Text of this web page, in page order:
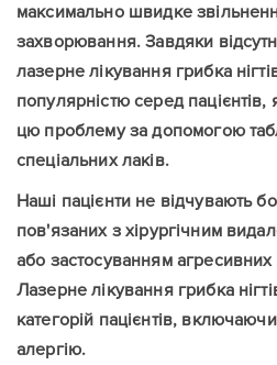
максимально швидке
захворювання. Завдяки
лазерне лікування грибка
популярністю серед
цю проблему за допомогою
спеціальних лаків.
Наші пацієнти не відчувають
пов'язаних з хірургічним
або застосуванням агресивних
Лазерне лікування грибка
категорій пацієнтів,
алергію.